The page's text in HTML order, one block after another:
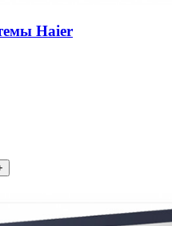
Haier